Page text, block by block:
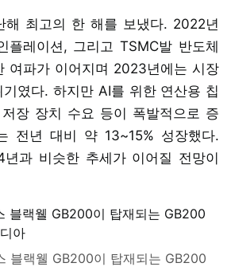
해 최고의 한 해를 보냈다. 2022년
플레이션, 그리고 TSMC발 반도체
여파가 이어지며 2023년에는 시장
였다. 하지만 AI를 위한 연산용 칩
장 장치 수요 등이 폭발적으로 증
전년 대비 약 13~15% 성장했다.
과 비슷한 추세가 이어질 전망이
블랙웰 GB200이 탑재되는 GB200